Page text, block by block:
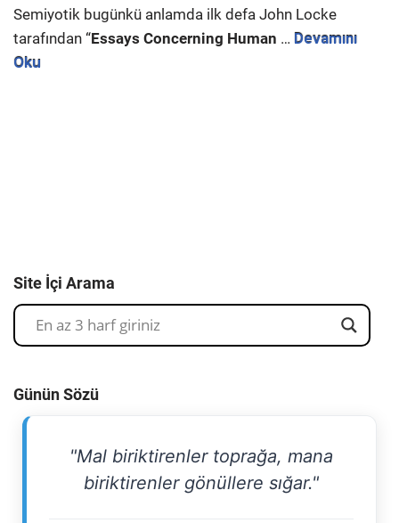
Semiyotik bugünkü anlamda ilk defa John Locke
tarafından “Essays Concerning Human … Devamını
Oku
Site İçi Arama
Günün Sözü
"Mal biriktirenler toprağa, mana
biriktirenler gönüllere sığar."